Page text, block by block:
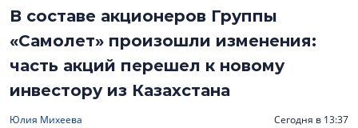
В составе акционеров Группы
«Самолет» произошли изменения:
часть акций перешел к новому
инвестору из Казахстана
Юлия Михеева Сегодня в 13:37